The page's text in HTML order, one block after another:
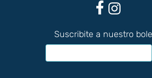
Suscribite a nuestro